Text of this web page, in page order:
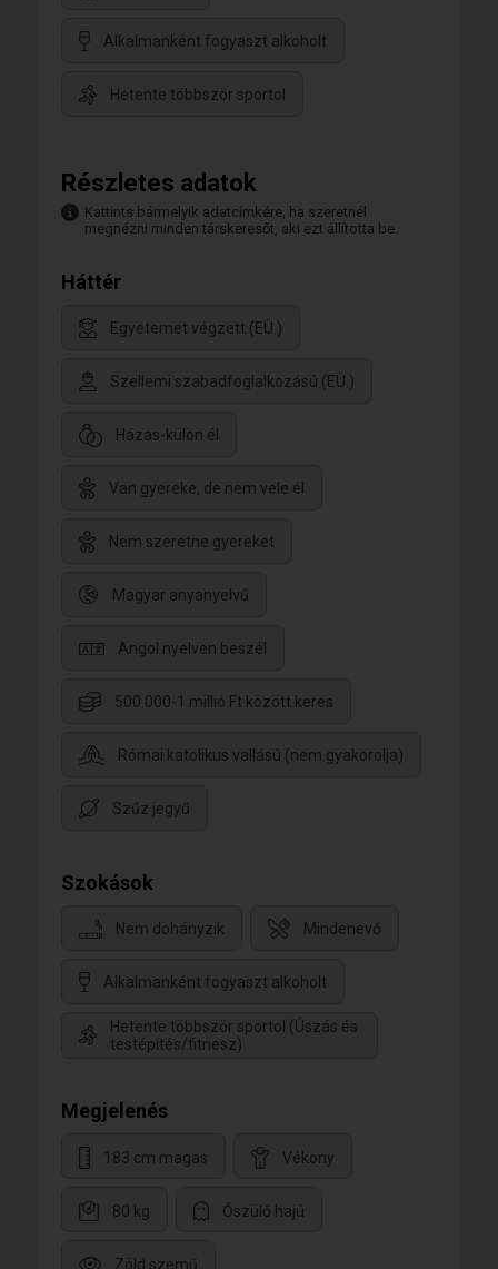
Alkalmanként fogyaszt alkoholt
Hetente többször sportol
Részletes adatok
Kattints bármelyik adatcímkére, ha szeretnél
megnézni minden társkeresőt, aki ezt állította be.
Háttér
Egyetemet végzett (EÜ.)
Szellemi szabadfoglalkozású (EÜ.)
Házas-külön él
Van gyereke, de nem vele él
Nem szeretne gyereket
Magyar anyanyelvű
Angol nyelven beszél
500.000-1 millió Ft között keres
Római katolikus vallású (nem gyakorolja)
Szűz jegyű
Szokások
Nem dohányzik Mindenevő
Alkalmanként fogyaszt alkoholt
Hetente többször sportol (Úszás és
testépítés/fitnesz)
Megjelenés
183 cm magas Vékony
80 kg Őszülő hajú
Zöld szemű